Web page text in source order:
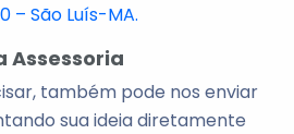
– São Luís-MA.
Assessoria
também pode nos enviar
sua ideia diretamente